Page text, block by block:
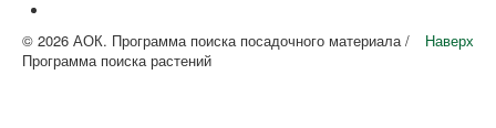
Наверх
© 2026 АОК. Программа поиска посадочного материала /
Программа поиска растений